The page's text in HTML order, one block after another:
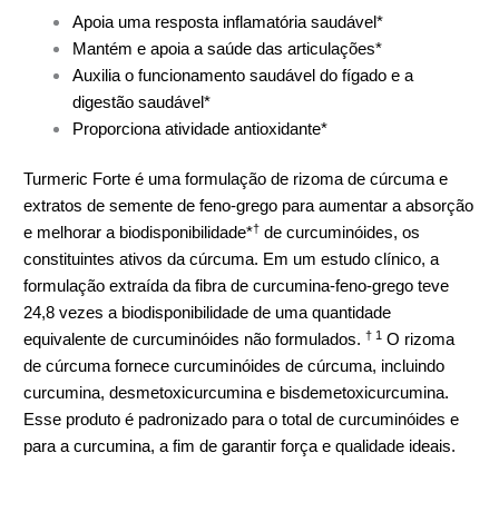
Apoia uma resposta inflamatória saudável*
Mantém e apoia a saúde das articulações*
Auxilia o funcionamento saudável do fígado e a
digestão saudável*
Proporciona atividade antioxidante*
Turmeric Forte é uma formulação de rizoma de cúrcuma e
extratos de semente de feno-grego para aumentar a absorção
e melhorar a biodisponibilidade*† de curcuminóides, os
constituintes ativos da cúrcuma. Em um estudo clínico, a
formulação extraída da fibra de curcumina-feno-grego teve
24,8 vezes a biodisponibilidade de uma quantidade
equivalente de curcuminóides não formulados. † 1 O rizoma
de cúrcuma fornece curcuminóides de cúrcuma, incluindo
curcumina, desmetoxicurcumina e bisdemetoxicurcumina.
Esse produto é padronizado para o total de curcuminóides e
para a curcumina, a fim de garantir força e qualidade ideais.